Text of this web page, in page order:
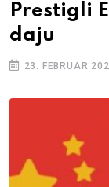
Prestigli
daju
23. FEBRUAR